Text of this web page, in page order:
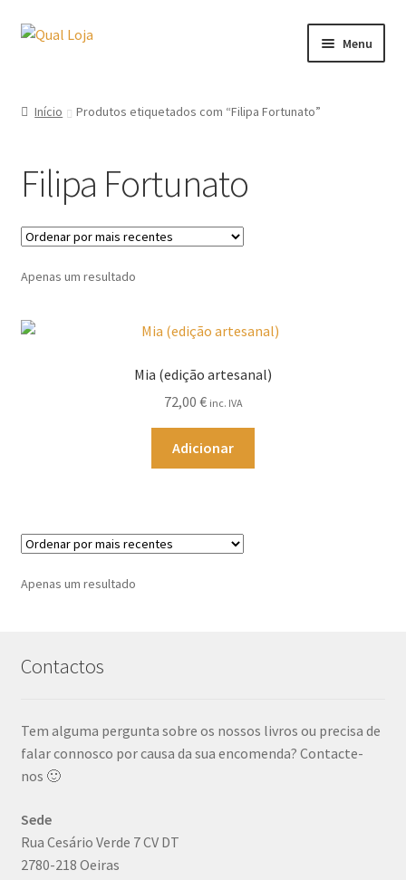
Ir
Saltar
Menu
Livros da Tara books
Livros de outras editoras
Serigrafias
Actividades e Oficinas
Início Produtos etiquetados com “Filipa Fortunato”
Filipa Fortunato
Apenas um resultado
Mia (edição artesanal)
72,00 € inc. IVA
Adicionar
Apenas um resultado
Contactos
Tem alguma pergunta sobre os nossos livros ou precisa de
falar connosco por causa da sua encomenda? Contacte-
nos 🙂
Sede
Rua Cesário Verde 7 CV DT
2780-218 Oeiras